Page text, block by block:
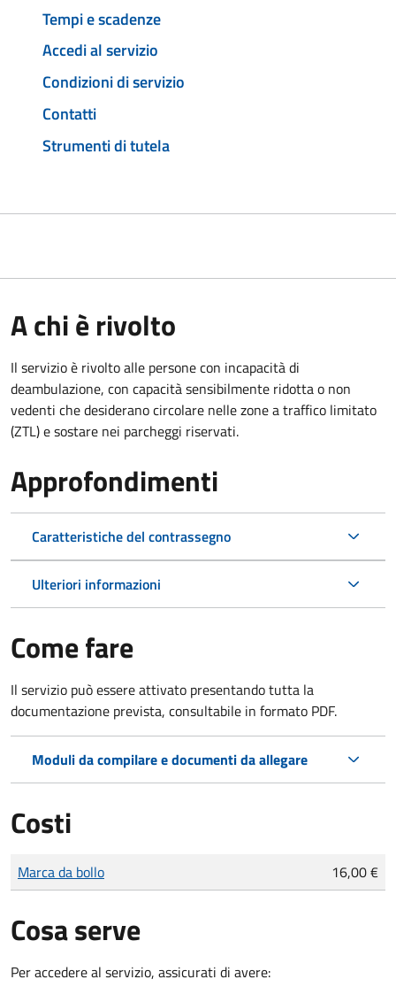
Tempi e scadenze
Accedi al servizio
Condizioni di servizio
Contatti
Strumenti di tutela
A chi è rivolto
Il servizio è rivolto alle persone con incapacità di
deambulazione, con capacità sensibilmente ridotta o non
vedenti che desiderano circolare nelle zone a traffico limitato
(ZTL) e sostare nei parcheggi riservati.
Approfondimenti
Caratteristiche del contrassegno
Ulteriori informazioni
Come fare
Il servizio può essere attivato presentando tutta la
documentazione prevista, consultabile in formato PDF.
Moduli da compilare e documenti da allegare
Costi
Tipo di pagamento
Importo
Marca da bollo 16,00 €
Cosa serve
Per accedere al servizio, assicurati di avere: